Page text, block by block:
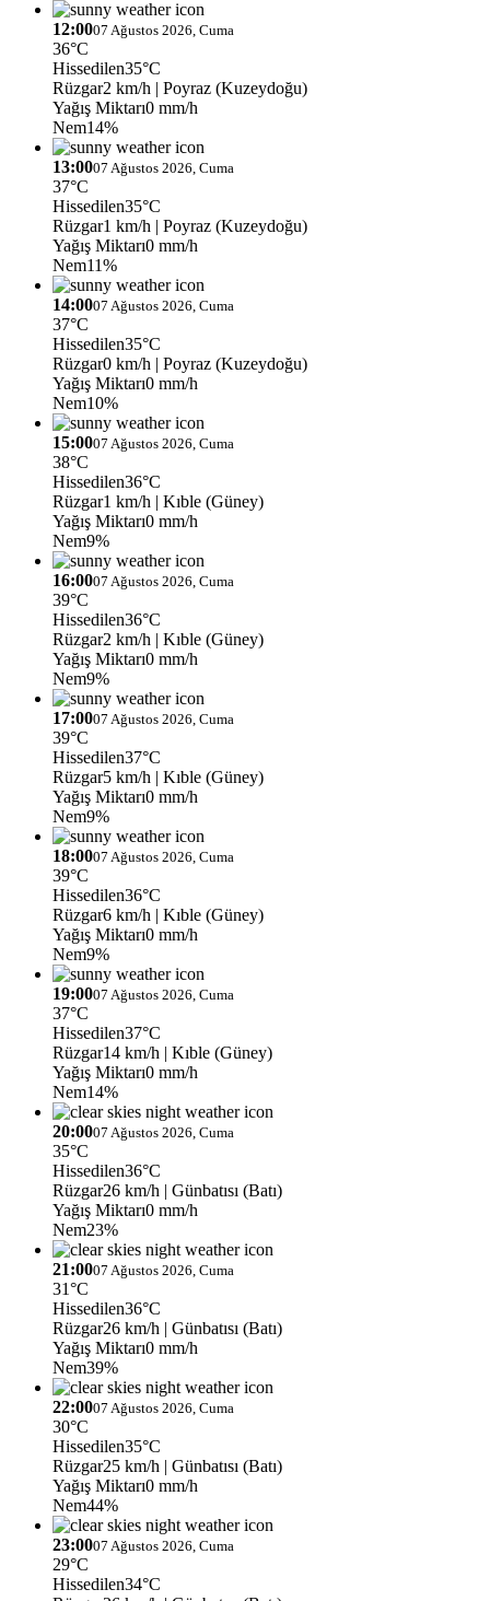
12:0007 Ağustos 2026, Cuma
36°C
Hissedilen35°C
Rüzgar2 km/h | Poyraz (Kuzeydoğu)
Yağış Miktarı0 mm/h
Nem14%
13:0007 Ağustos 2026, Cuma
37°C
Hissedilen35°C
Rüzgar1 km/h | Poyraz (Kuzeydoğu)
Yağış Miktarı0 mm/h
Nem11%
14:0007 Ağustos 2026, Cuma
37°C
Hissedilen35°C
Rüzgar0 km/h | Poyraz (Kuzeydoğu)
Yağış Miktarı0 mm/h
Nem10%
15:0007 Ağustos 2026, Cuma
38°C
Hissedilen36°C
Rüzgar1 km/h | Kıble (Güney)
Yağış Miktarı0 mm/h
Nem9%
16:0007 Ağustos 2026, Cuma
39°C
Hissedilen36°C
Rüzgar2 km/h | Kıble (Güney)
Yağış Miktarı0 mm/h
Nem9%
17:0007 Ağustos 2026, Cuma
39°C
Hissedilen37°C
Rüzgar5 km/h | Kıble (Güney)
Yağış Miktarı0 mm/h
Nem9%
18:0007 Ağustos 2026, Cuma
39°C
Hissedilen36°C
Rüzgar6 km/h | Kıble (Güney)
Yağış Miktarı0 mm/h
Nem9%
19:0007 Ağustos 2026, Cuma
37°C
Hissedilen37°C
Rüzgar14 km/h | Kıble (Güney)
Yağış Miktarı0 mm/h
Nem14%
20:0007 Ağustos 2026, Cuma
35°C
Hissedilen36°C
Rüzgar26 km/h | Günbatısı (Batı)
Yağış Miktarı0 mm/h
Nem23%
21:0007 Ağustos 2026, Cuma
31°C
Hissedilen36°C
Rüzgar26 km/h | Günbatısı (Batı)
Yağış Miktarı0 mm/h
Nem39%
22:0007 Ağustos 2026, Cuma
30°C
Hissedilen35°C
Rüzgar25 km/h | Günbatısı (Batı)
Yağış Miktarı0 mm/h
Nem44%
23:0007 Ağustos 2026, Cuma
29°C
Hissedilen34°C